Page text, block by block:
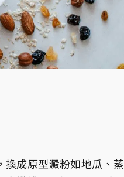
換成原型澱粉如地瓜、蒸